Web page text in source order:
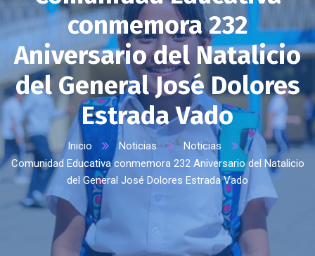
conmemora 232
Aniversario del Natalicio
del General José Dolores
Estrada Vado
Inicio Noticias
Noticias
Comunidad Educativa conmemora 232 Aniversario del Natalicio
del General José Dolores Estrada Vado